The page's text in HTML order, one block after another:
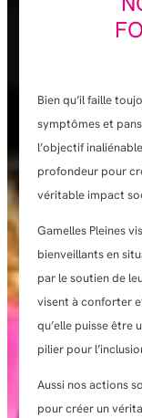
Bien qu’il faille
symptômes et
l’objectif
profondeur pour
véritable impact
Gamelles Pleines
bienveillants en
par le soutien de
visent à conforter
qu’elle puisse être
pilier pour
Aussi nos actions
pour créer un